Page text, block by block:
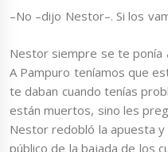
–No –dijo Nestor–. Si los
Nestor siempre se te ponía
A Pampuro teníamos que
te daban cuando tenías
están muertos, sino les
Nestor redobló la apuesta
público de la bajada de los